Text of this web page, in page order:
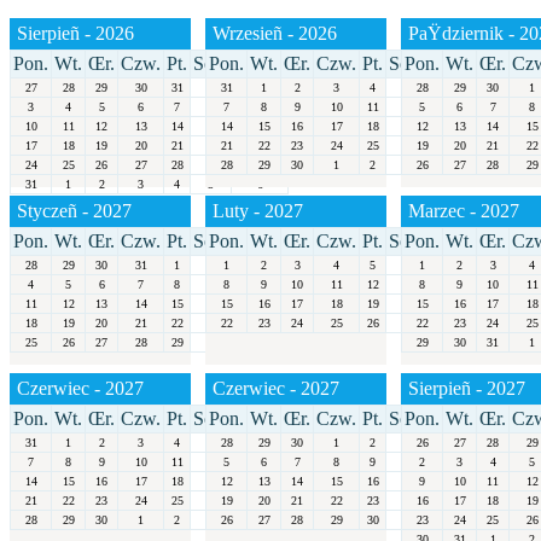
Sierpieñ - 2026
Pon. Wt. Œr. Czw. Pt. Sob. Niedz.
27 28 29 30 31
2
3
4 5 6 7
9
10
11 12 13 14
16
17
18 19 20 21
23
24
25 26 27 28
30
31
1 2 3 4
Wrzesieñ - 2026
Pon. Wt. Œr. Czw. Pt. Sob. Niedz.
31 1 2 3 4
6
7
8 9 10 11
13
14
15 16 17 18
20
21
22 23 24 25
27
28
29 30 1 2 4
PaŸdziernik -
Pon. Wt. Œr.
28 29 30
1
5
6 7
8
12
13 14
15
19
20 21
22
26
27 28 29
Styczeñ - 2027
Pon. Wt. Œr. Czw. Pt. Sob. Niedz.
28 29 30 31 1
3
4
5 6 7 8
10
11
12 13 14 15
17
18
19 20 21 22
24
25
26 27 28 29
Luty - 2027
Pon. Wt. Œr. Czw. Pt. Sob. Niedz.
1 2 3 4 5
7
8
9 10 11 12
14
15
16 17 18 19
21
22
23 24 25 26 28
Marzec - 2027
Pon. Wt. Œr.
1 2 3
4
8
9 10
11
15
16 17
18
22
23 24
25
29
30 31 1
Czerwiec - 2027
Pon. Wt. Œr. Czw. Pt. Sob. Niedz.
31 1 2 3 4
6
7
8 9 10 11
13
14
15 16 17 18
20
21
22 23 24 25
27
28
29 30 1 2 4
Czerwiec - 2027
Pon. Wt. Œr. Czw. Pt. Sob. Niedz.
28 29 30 1 2
4
5
6 7 8 9
11
12
13 14 15 16
18
19
20 21 22 23
25
26
27 28 29 30 1
Sierpieñ - 2027
Pon. Wt. Œr.
26 27 28
29
2
3 4
5
9
10 11
12
16
17 18
19
23
24 25
26